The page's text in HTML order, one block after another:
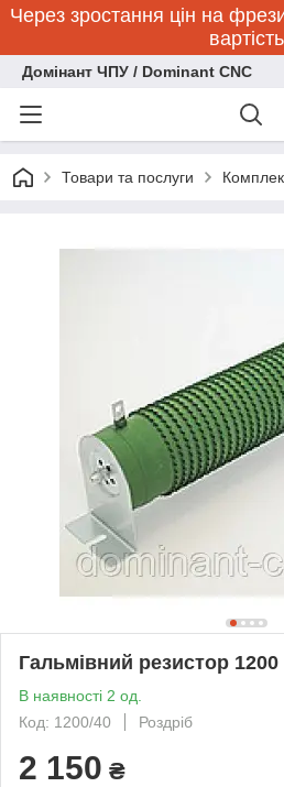
Через зростання цін на
вартість
Домінант ЧПУ / Dominant CNC
Товари та послуги
Гальмівний резистор
В наявності 2 од.
Код: 1200/40
Роздріб
2 150 ₴